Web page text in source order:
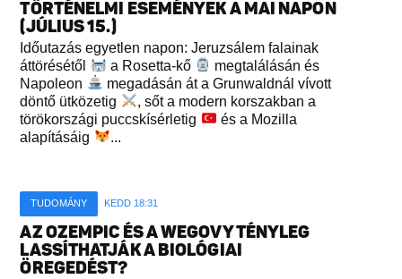
TÖRTÉNELMI ESEMÉNYEK A MAI NAPON
(JÚLIUS 15.)
Időutazás egyetlen napon: Jeruzsálem falainak
áttörésétől
a Rosetta-kő
megtalálásán és
Napoleon
megadásán át a Grunwaldnál vívott
döntő ütközetig
, sőt a modern korszakban a
törökországi puccskísérletig
és a Mozilla
alapításáig
...
TUDOMÁNY KEDD 18:31
AZ OZEMPIC ÉS A WEGOVY TÉNYLEG
LASSÍTHATJÁK A BIOLÓGIAI
ÖREGEDÉST?